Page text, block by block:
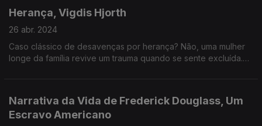
Herança, Vigdis Hjorth
26 abr. 2024
Caso clássico de desavenças por herança? Não, uma mulher
longe da família revive um trauma quando se sente excluída.
Narrativa da Vida de Frederick Douglass, Um
Escravo Americano